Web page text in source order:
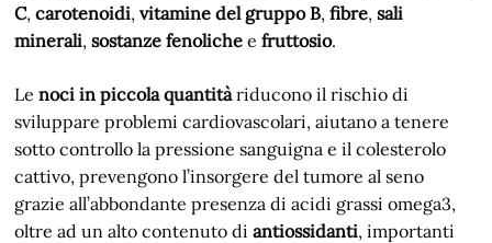
C,carotenoidi,vitamine del gruppo B,fibre,sali
minerali,sostanze fenoliche efruttosio.
Lenoci in piccola quantitàriducono il rischio di
sviluppare problemi cardiovascolari, aiutano a tenere
sotto controllo la pressione sanguigna e il colesterolo
cattivo, prevengono l’insorgere del tumore al seno
grazie all’abbondante presenza di acidi grassi omega3,
oltre ad un alto contenuto diantiossidanti, importanti